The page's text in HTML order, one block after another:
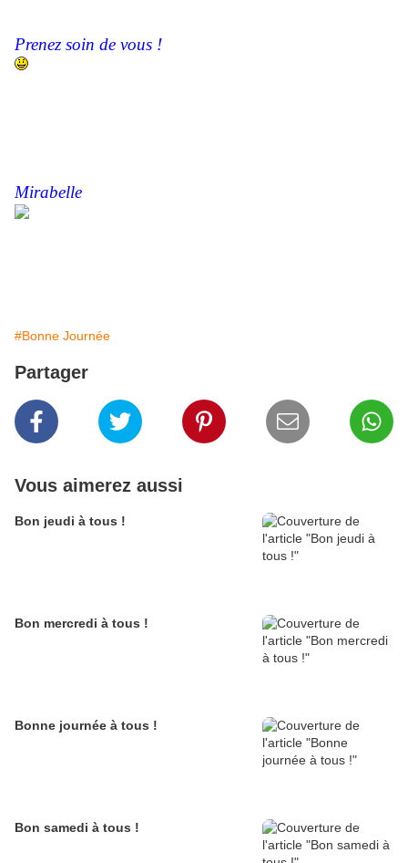
Prenez soin de vous !
Mirabelle
#Bonne Journée
Partager
Vous aimerez aussi
Bon jeudi à tous !
Bon mercredi à tous !
Bonne journée à tous !
Bon samedi à tous !